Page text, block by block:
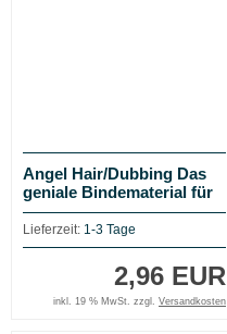
Angel Hair/Dubbing Das
geniale Bindematerial für
Lachs-, Steelhead- und
Baitfish-Fliegen
Lieferzeit: 1-3 Tage
2,96 EUR
inkl. 19 % MwSt. zzgl. Versandkosten